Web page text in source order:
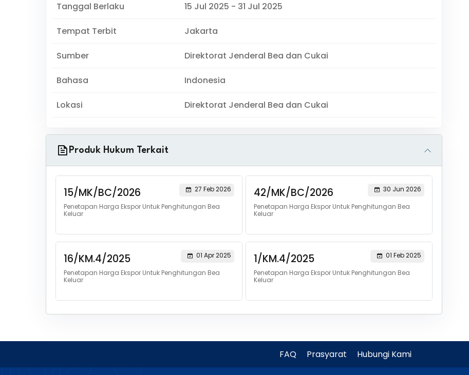
Tanggal Berlaku 15 Jul 2025 - 31 Jul 2025
Tempat Terbit Jakarta
Sumber Direktorat Jenderal Bea dan Cukai
Bahasa Indonesia
Lokasi Direktorat Jenderal Bea dan Cukai
Produk Hukum Terkait
15/MK/BC/2026
27 Feb 2026
Penetapan Harga Ekspor Untuk Penghitungan Bea
Keluar
42/MK/BC/2026
30 Jun 2026
Penetapan Harga Ekspor Untuk Penghitungan Bea
Keluar
16/KM.4/2025
01 Apr 2025
Penetapan Harga Ekspor Untuk Penghitungan Bea
Keluar
1/KM.4/2025
01 Feb 2025
Penetapan Harga Ekspor Untuk Penghitungan Bea
Keluar
FAQ Prasyarat Hubungi Kami